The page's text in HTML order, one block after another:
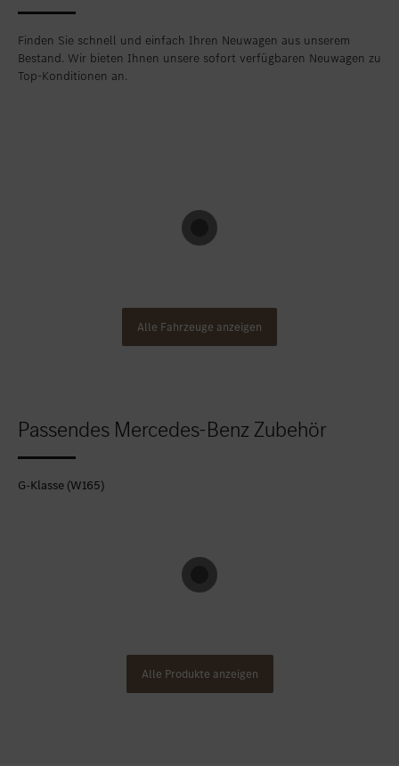
Finden Sie schnell und einfach Ihren Neuwagen aus unserem
Bestand. Wir bieten Ihnen unsere sofort verfügbaren Neuwagen zu
Top-Konditionen an.
Alle Fahrzeuge anzeigen
Passendes Mercedes-Benz Zubehör
G-Klasse (W165)
Alle Produkte anzeigen